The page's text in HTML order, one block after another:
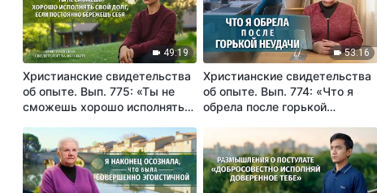
49:19
Христианские свидетельства
об опыте. Вып. 775: «Ты не
сможешь хорошо исполнять
бережешь себя»
53:16
Христианские свидетельства
об опыте. Вып. 774: «Что я
обрела после горькой